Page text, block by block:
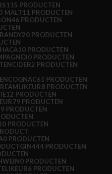
115 PRODUCTEN
MALT11 PRODUCTEN
46 PRODUCTEN
20 PRODUCTEN
10 PRODUCTEN
30 PRODUCTEN
CIDER2 PRODUCTEN
COGNAC61 PRODUCTEN
8 PRODUCTEN
12 PRODUCTEN
79 PRODUCTEN
9 PRODUCTEN
0 PRODUCTEN
0 PRODUCTEN
GIN444 PRODUCTEN
0 PRODUCTEN
6 PRODUCTEN